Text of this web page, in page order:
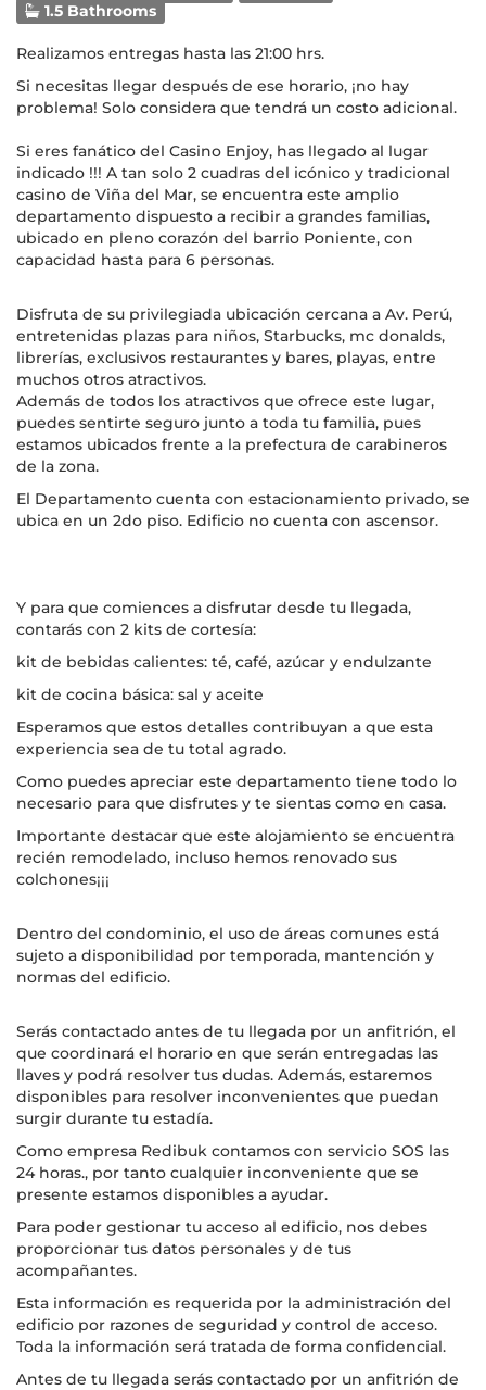
1.5 Bathrooms
Realizamos entregas hasta las 21:00 hrs.
Si necesitas llegar después de ese horario, ¡no hay
problema! Solo considera que tendrá un costo adicional.
Si eres fanático del Casino Enjoy, has llegado al lugar
indicado !!! A tan solo 2 cuadras del icónico y tradicional
casino de Viña del Mar, se encuentra este amplio
departamento dispuesto a recibir a grandes familias,
ubicado en pleno corazón del barrio Poniente, con
capacidad hasta para 6 personas.
Disfruta de su privilegiada ubicación cercana a Av. Perú,
entretenidas plazas para niños, Starbucks, mc donalds,
librerías, exclusivos restaurantes y bares, playas, entre
muchos otros atractivos.
Además de todos los atractivos que ofrece este lugar,
puedes sentirte seguro junto a toda tu familia, pues
estamos ubicados frente a la prefectura de carabineros
de la zona.
El Departamento cuenta con estacionamiento privado, se
ubica en un 2do piso. Edificio no cuenta con ascensor.
Y para que comiences a disfrutar desde tu llegada,
contarás con 2 kits de cortesía:
kit de bebidas calientes: té, café, azúcar y endulzante
kit de cocina básica: sal y aceite
Esperamos que estos detalles contribuyan a que esta
experiencia sea de tu total agrado.
Como puedes apreciar este departamento tiene todo lo
necesario para que disfrutes y te sientas como en casa.
Importante destacar que este alojamiento se encuentra
recién remodelado, incluso hemos renovado sus
colchones¡¡¡
Dentro del condominio, el uso de áreas comunes está
sujeto a disponibilidad por temporada, mantención y
normas del edificio.
Serás contactado antes de tu llegada por un anfitrión, el
que coordinará el horario en que serán entregadas las
llaves y podrá resolver tus dudas. Además, estaremos
disponibles para resolver inconvenientes que puedan
surgir durante tu estadía.
Como empresa Redibuk contamos con servicio SOS las
24 horas., por tanto cualquier inconveniente que se
presente estamos disponibles a ayudar.
Para poder gestionar tu acceso al edificio, nos debes
proporcionar tus datos personales y de tus
acompañantes.
Esta información es requerida por la administración del
edificio por razones de seguridad y control de acceso.
Toda la información será tratada de forma confidencial.
Antes de tu llegada serás contactado por un anfitrión de